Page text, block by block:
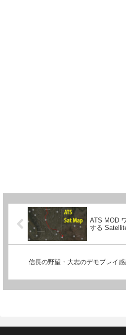
ATS MOD
する
信長の野望・大志のデモプレイ感